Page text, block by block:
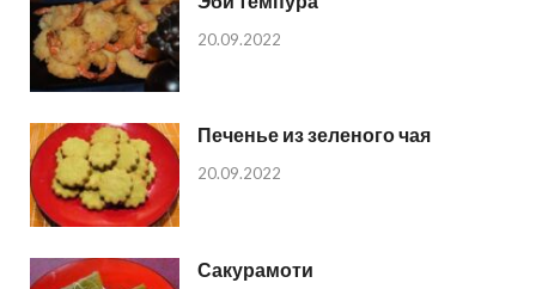
20.09.2022
Печенье из зеленого чая
20.09.2022
Сакурамоти